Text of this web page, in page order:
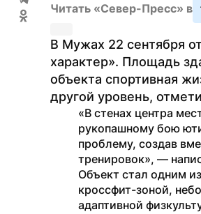
Читать «Север-Пресс» в
В Мужах 22 сентября
характер». Площадь
объекта спортивная
другой уровень,
«В стенах центра
рукопашному бою
проблему, создав
тренировок», —
Объект стал одним
кроссфит-зоной,
адаптивной